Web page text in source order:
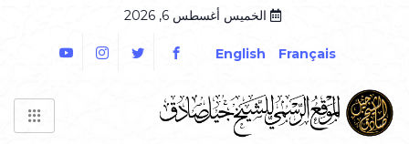
الخميس أغسطس 6, 2026
Français
English